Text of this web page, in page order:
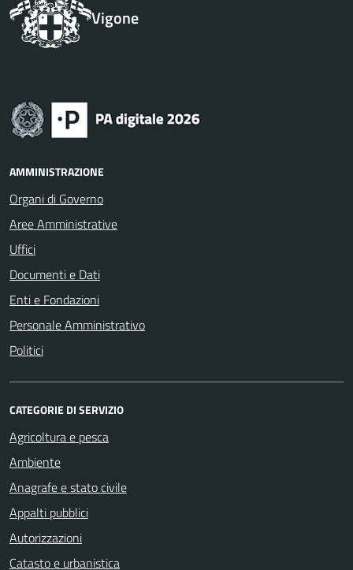
Vigone
AMMINISTRAZIONE
Organi di Governo
Aree Amministrative
Uffici
Documenti e Dati
Enti e Fondazioni
Personale Amministrativo
Politici
CATEGORIE DI SERVIZIO
Agricoltura e pesca
Ambiente
Anagrafe e stato civile
Appalti pubblici
Autorizzazioni
Catasto e urbanistica